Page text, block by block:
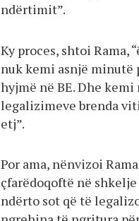
ndërtimit”.
Ky proces, shtoi Rama,
nuk kemi asnjë minutë
hyjmë në BE. Dhe
legalizimeve brenda
etj”.
Por ama, nënvizoi
çfarëdoqoftë në
ndërto sot që të